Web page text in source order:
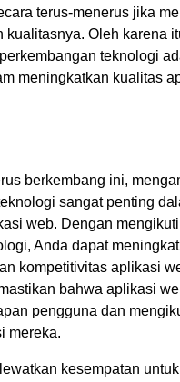
terus-menerus jika
kualitasnya. Oleh karena
teknologi
meningkatkan kualitas
berkembang ini,
sangat penting
web. Dengan
Anda dapat
kompetitivitas aplikasi
bahwa aplikasi
pengguna dan
mereka.
kesempatan untuk